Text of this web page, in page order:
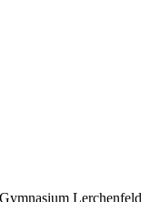
Gymnasium Lerchenfeld